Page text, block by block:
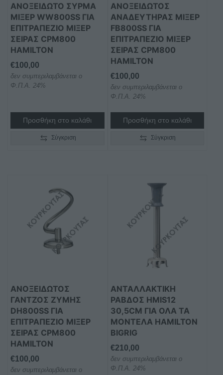
ΑΝΟΞΕΊΔΩΤΟ ΣΎΡΜΑ
ΜΊΞΕΡ WW800SS ΓΙΑ
ΕΠΙΤΡΑΠΈΖΙΟ ΜΊΞΕΡ
ΣΕΙΡΆΣ CPM800
HAMILTON
€100,00
δεν συμπεριλαμβάνεται ο
Φ.Π.Α. 24%
Προσθήκη στο καλάθι
Σύγκριση
ΑΝΟΞΕΊΔΩΤΟΣ
ΑΝΑΔΕΥΤΉΡΑΣ ΜΊΞΕΡ
FB800SS ΓΙΑ
ΕΠΙΤΡΑΠΈΖΙΟ ΜΊΞΕΡ
ΣΕΙΡΆΣ CPM800
HAMILTON
€100,00
δεν συμπεριλαμβάνεται ο
Φ.Π.Α. 24%
Προσθήκη στο καλάθι
Σύγκριση
ΑΝΟΞΕΊΔΩΤΟΣ
ΓΆΝΤΖΟΣ ΖΎΜΗΣ
DH800SS ΓΙΑ
ΕΠΙΤΡΑΠΈΖΙΟ ΜΊΞΕΡ
ΣΕΙΡΆΣ CPM800
HAMILTON
€100,00
δεν συμπεριλαμβάνεται ο
ΑΝΤΑΛΛΑΚΤΙΚΉ
ΡΆΒΔΟΣ HMIS12
30,5CM ΓΙΑ ΌΛΑ ΤΑ
ΜΟΝΤΈΛΑ HAMILTON
BIGRIG
€210,00
δεν συμπεριλαμβάνεται ο
Φ.Π.Α. 24%